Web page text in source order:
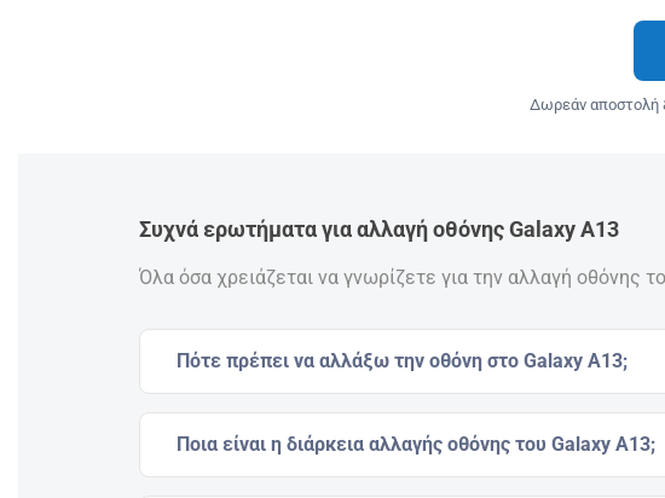
Δωρεάν αποστολή
Συχνά ερωτήματα για αλλαγή οθόνης Galaxy A13
Όλα όσα χρειάζεται να γνωρίζετε για την αλλαγή οθόνης
Πότε πρέπει να αλλάξω την οθόνη στο Galaxy A13;
Ποια είναι η διάρκεια αλλαγής οθόνης του Galaxy A13;